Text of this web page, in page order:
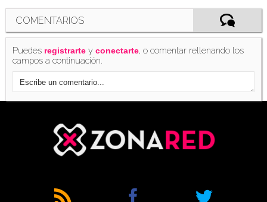
COMENTARIOS
Puedes registrarte yconectarte, o comentar rellenando los
campos a continuación.